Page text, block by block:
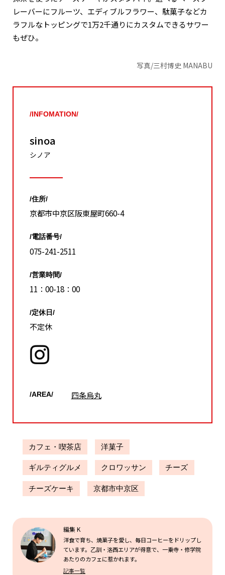
レーバーにフルーツ、エディブルフラワー、駄菓子などカ
ラフルなトッピングで1万2千通りにカスタムできるサワー
もぜひ。
写真/三村博史 MANABU
/INFOMATION/
sinoa
シノア
/住所/
京都市中京区阪東屋町660-4
/電話番号/
075-241-2511
/営業時間/
11：00-18：00
/定休日/
不定休
/AREA/ 四条烏丸
カフェ・喫茶店 洋菓子
ギルティグルメ クロワッサン チーズ
チーズケーキ 京都市中京区
編集 K
洋食で育ち、焼菓子を愛し、毎日コーヒーをドリップし
ています。乙訓・洛西エリアが得意で、一乗寺・修学院
あたりのカフェに惹かれます。
記事一覧